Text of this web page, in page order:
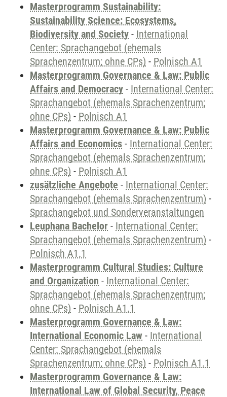
Masterprogramm Sustainability:
Sustainability Science: Ecosystems,
Biodiversity and Society - International
Center: Sprachangebot (ehemals
Sprachenzentrum; ohne CPs) - Polnisch A1
Masterprogramm Governance & Law: Public
Affairs and Democracy - International Center:
Sprachangebot (ehemals Sprachenzentrum;
ohne CPs) - Polnisch A1
Masterprogramm Governance & Law: Public
Affairs and Economics - International Center:
Sprachangebot (ehemals Sprachenzentrum;
ohne CPs) - Polnisch A1
zusätzliche Angebote - International Center:
Sprachangebot (ehemals Sprachenzentrum) -
Sprachangebot und Sonderveranstaltungen
Leuphana Bachelor - International Center:
Sprachangebot (ehemals Sprachenzentrum) -
Polnisch A1.1
Masterprogramm Cultural Studies: Culture
and Organization - International Center:
Sprachangebot (ehemals Sprachenzentrum;
ohne CPs) - Polnisch A1.1
Masterprogramm Governance & Law:
International Economic Law - International
Center: Sprachangebot (ehemals
Sprachenzentrum; ohne CPs) - Polnisch A1.1
Masterprogramm Governance & Law:
International Law of Global Security, Peace